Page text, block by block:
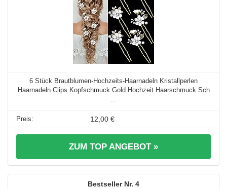
6 Stück Brautblumen-Hochzeits-Haarnadeln Kristallperlen
Haarnadeln Clips Kopfschmuck Gold Hochzeit Haarschmuck Sch
...
12,00 €
ZUM TOP ANGEBOT »
4